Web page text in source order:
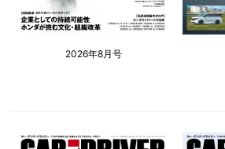
2026年8月号